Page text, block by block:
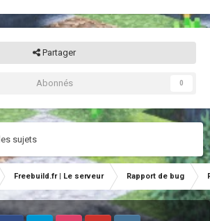
Partager
Abonnés 0
sujets
Freebuild.fr | Le serveur Rapport de bug